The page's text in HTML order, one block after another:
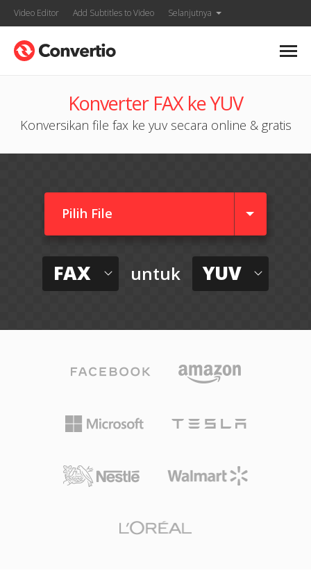
Video Editor Add Subtitles to Video Selanjutnya
Konverter FAX ke YUV
Konversikan file fax ke yuv secara online & gratis
Pilih File
FAX untuk YUV